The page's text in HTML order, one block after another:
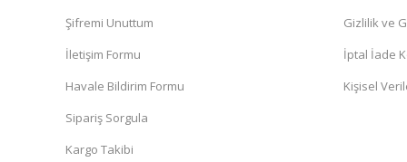
Şifremi Unuttum
İletişim Formu
Havale Bildirim Formu
Sipariş Sorgula
Kargo Takibi
Gizlilik ve
İptal İade
Kişisel